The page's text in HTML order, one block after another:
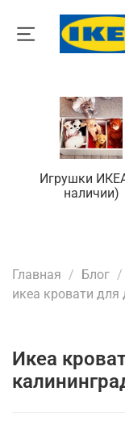
Игрушки
наличии)
Главная
Блог
икеа кровати для
икеа кровати для детей